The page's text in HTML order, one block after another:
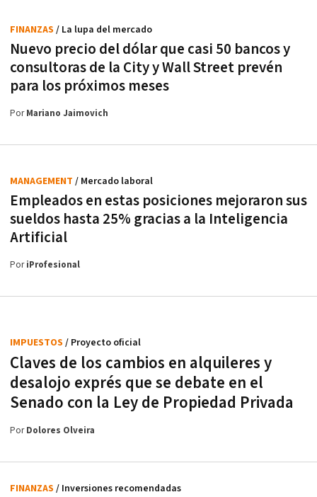
Nuevo precio del dólar que casi 50 bancos y
consultoras de la City y Wall Street prevén
para los próximos meses
FINANZAS / La lupa del mercado
PorMariano Jaimovich
Empleados en estas posiciones mejoraron sus
sueldos hasta 25% gracias a la Inteligencia
Artificial
MANAGEMENT / Mercado laboral
PoriProfesional
Claves de los cambios en alquileres y
desalojo exprés que se debate en el
Senado con la Ley de Propiedad Privada
IMPUESTOS / Proyecto oficial
PorDolores Olveira
FINANZAS / Inversiones recomendadas